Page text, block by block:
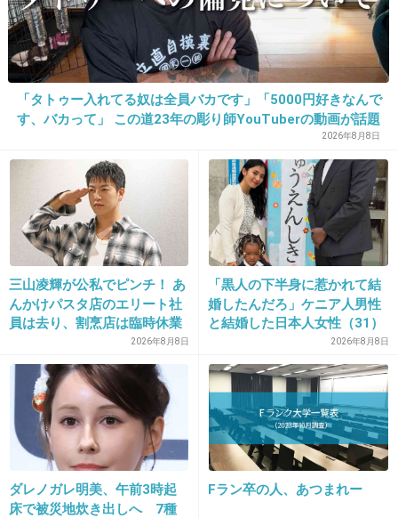
オタクキャラで売れたんだから事務所も今更で
しょ
+690
そんな事まで口出すんだね。
面倒臭い。
+421 -14
24. 匿名2016/06/26(日) 20:37:14
ジャンプ読まないんだったら日本から出てけよ
ってTVで言い切ったの見て、清々しささえ感じ
た。
+881 -13
25. 匿名2016/06/26(日) 20:37:16
「タトゥー入れてる奴は全員バカです」「5000円好きなんで
す、バカって」 この道23年の彫り師YouTuberの動画が話題
2026年8月8日
三山凌輝が公私でピンチ！ あ
んかけパスタ店のエリート社
員は去り、割烹店は臨時休業
2026年8月8日
「黒人の下半身に惹かれて結
婚したんだろ」ケニア人男性
と結婚した日本人女性（31）
に“誹謗中傷”殺到…本人が語
る、日本で感じる“外国人差
別”のリアル
2026年8月8日
ダレノガレ明美、午前3時起
床で被災地炊き出しへ 7種
Fラン卒の人、あつまれー